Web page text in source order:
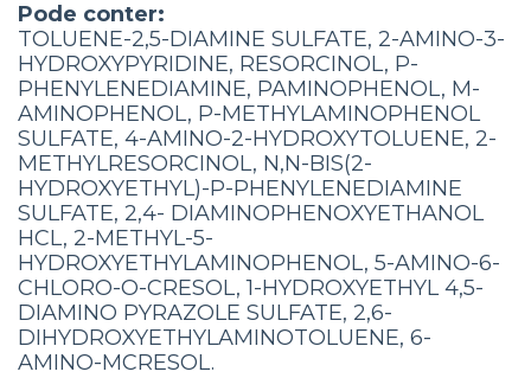
Pode conter:
TOLUENE-2,5-DIAMINE SULFATE, 2-AMINO-3-
HYDROXYPYRIDINE, RESORCINOL, P-
PHENYLENEDIAMINE, PAMINOPHENOL, M-
AMINOPHENOL, P-METHYLAMINOPHENOL
SULFATE, 4-AMINO-2-HYDROXYTOLUENE, 2-
METHYLRESORCINOL, N,N-BIS(2-
HYDROXYETHYL)-P-PHENYLENEDIAMINE
SULFATE, 2,4- DIAMINOPHENOXYETHANOL
HCL, 2-METHYL-5-
HYDROXYETHYLAMINOPHENOL, 5-AMINO-6-
CHLORO-O-CRESOL, 1-HYDROXYETHYL 4,5-
DIAMINO PYRAZOLE SULFATE, 2,6-
DIHYDROXYETHYLAMINOTOLUENE, 6-
AMINO-MCRESOL.